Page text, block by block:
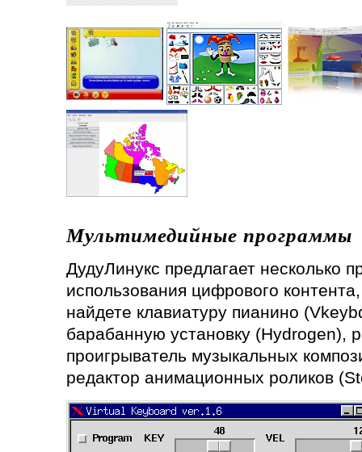
Мультимедийные программы
ДудуЛинукс предлагает несколько
использования цифрового
найдете клавиатуру пианино
барабанную установку (Hydrogen),
проигрыватель музыкальных
редактор анимационных роликов